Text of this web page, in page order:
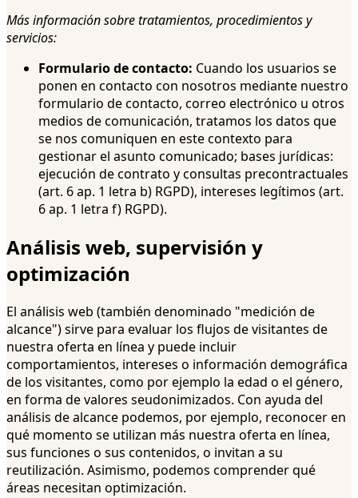
Más información sobre tratamientos, procedimientos y
servicios:
Formulario de contacto: Cuando los usuarios se
ponen en contacto con nosotros mediante nuestro
formulario de contacto, correo electrónico u otros
medios de comunicación, tratamos los datos que
se nos comuniquen en este contexto para
gestionar el asunto comunicado; bases jurídicas:
ejecución de contrato y consultas precontractuales
(art. 6 ap. 1 letra b) RGPD), intereses legítimos (art.
6 ap. 1 letra f) RGPD).
Análisis web, supervisión y
optimización
El análisis web (también denominado "medición de
alcance") sirve para evaluar los flujos de visitantes de
nuestra oferta en línea y puede incluir
comportamientos, intereses o información demográfica
de los visitantes, como por ejemplo la edad o el género,
en forma de valores seudonimizados. Con ayuda del
análisis de alcance podemos, por ejemplo, reconocer en
qué momento se utilizan más nuestra oferta en línea,
sus funciones o sus contenidos, o invitan a su
reutilización. Asimismo, podemos comprender qué
áreas necesitan optimización.